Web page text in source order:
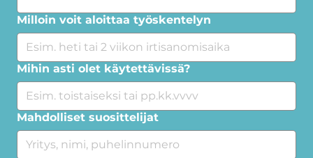
Milloin voit aloittaa työskentelyn
Mihin asti olet käytettävissä?
Mahdolliset suosittelijat